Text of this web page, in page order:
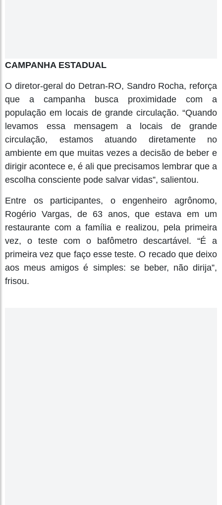
CAMPANHA ESTADUAL
O diretor-geral do Detran-RO, Sandro Rocha, reforça
que a campanha busca proximidade com a
população em locais de grande circulação. “Quando
levamos essa mensagem a locais de grande
circulação, estamos atuando diretamente no
ambiente em que muitas vezes a decisão de beber e
dirigir acontece e, é ali que precisamos lembrar que a
escolha consciente pode salvar vidas”, salientou.
Entre os participantes, o engenheiro agrônomo,
Rogério Vargas, de 63 anos, que estava em um
restaurante com a família e realizou, pela primeira
vez, o teste com o bafômetro descartável. “É a
primeira vez que faço esse teste. O recado que deixo
aos meus amigos é simples: se beber, não dirija”,
frisou.